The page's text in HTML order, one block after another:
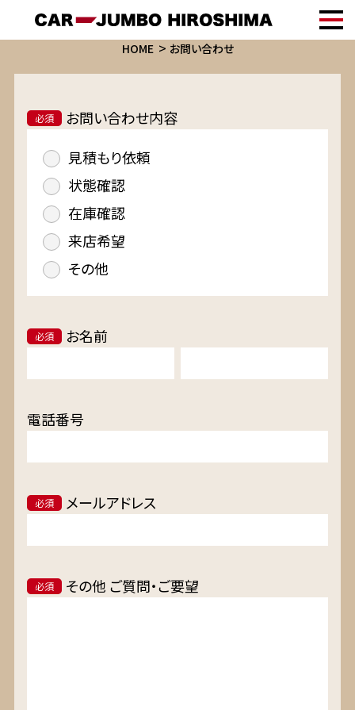
HOME お問い合わせ
必須
お問い合わせ内容
見積もり依頼
状態確認
在庫確認
来店希望
その他
必須 お名前
電話番号
必須 メールアドレス
必須 その他 ご質問・ご要望